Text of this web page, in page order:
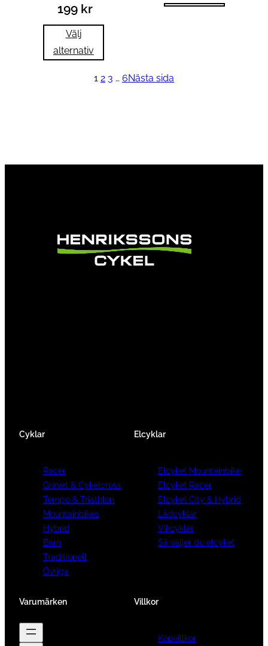
199 kr
Välj
alternativ
1 2 3 … 6Nästa sida
Cyklar
Racer
Gravel & Cykelcross
Tempo & Triathlon
Mountainbikes
Hybrid
Barn
Traditionell
Övriga
Elcyklar
Elcykel Mountainbike
Elcykel Racer
Elcykel City & Hybrid
Lådcyklar
Vikcyklar
Så väljer du elcykel
Varumärken Villkor
Köpvillkor